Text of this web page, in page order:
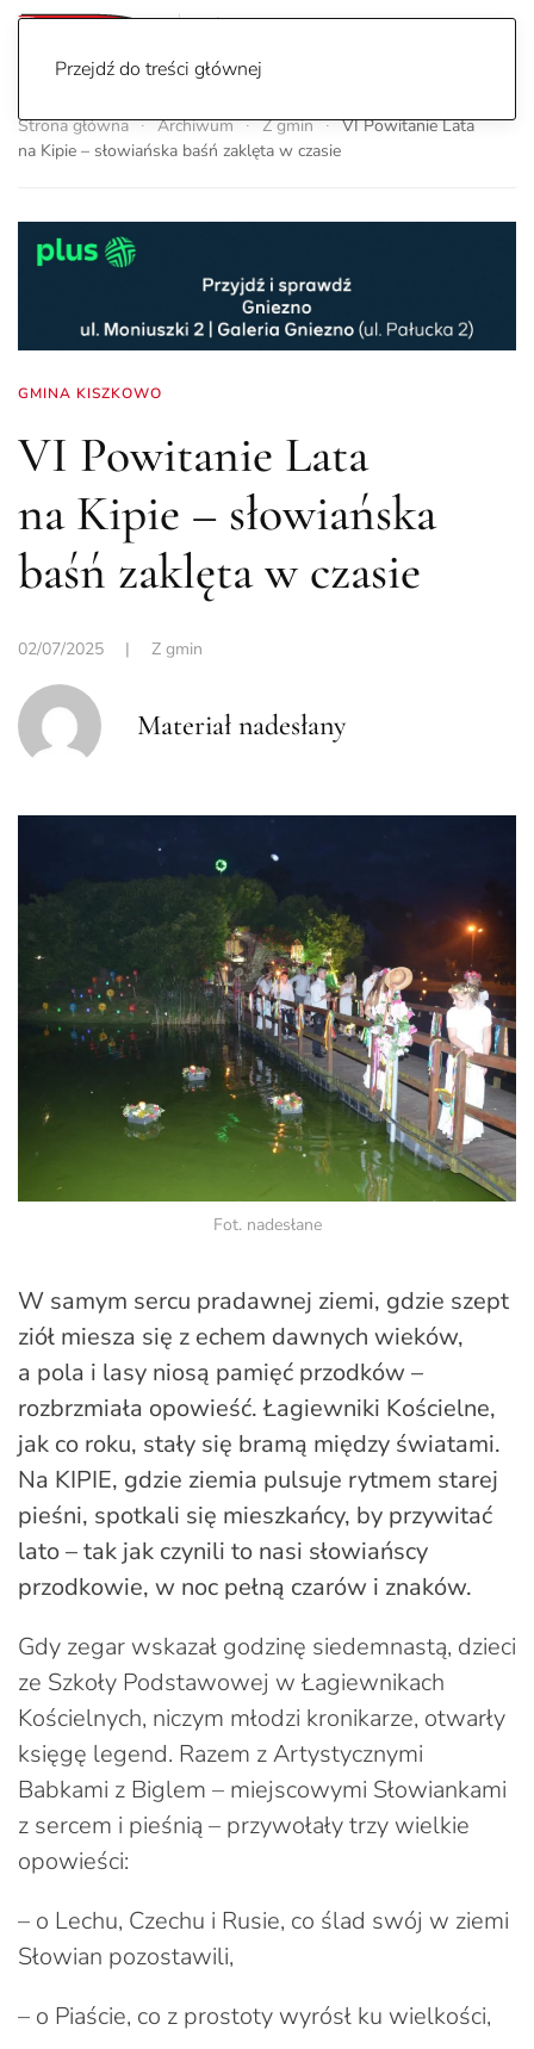
Przejdź do treści głównej
Strona główna Archiwum Z gmin
VI Powitanie Lata
na Kipie – słowiańska baśń zaklęta w czasie
GMINA KISZKOWO
VI Powitanie Lata
na Kipie – słowiańska
baśń zaklęta w czasie
02/07/2025 | Z gmin
Materiał nadesłany
Fot. nadesłane
W samym sercu pradawnej ziemi, gdzie szept
ziół miesza się z echem dawnych wieków,
a pola i lasy niosą pamięć przodków –
rozbrzmiała opowieść. Łagiewniki Kościelne,
jak co roku, stały się bramą między światami.
Na KIPIE, gdzie ziemia pulsuje rytmem starej
pieśni, spotkali się mieszkańcy, by przywitać
lato – tak jak czynili to nasi słowiańscy
przodkowie, w noc pełną czarów i znaków.
Gdy zegar wskazał godzinę siedemnastą, dzieci
ze Szkoły Podstawowej w Łagiewnikach
Kościelnych, niczym młodzi kronikarze, otwarły
księgę legend. Razem z Artystycznymi
Babkami z Biglem – miejscowymi Słowiankami
z sercem i pieśnią – przywołały trzy wielkie
opowieści:
– o Lechu, Czechu i Rusie, co ślad swój w ziemi
Słowian pozostawili,
– o Piaście, co z prostoty wyrósł ku wielkości,